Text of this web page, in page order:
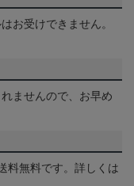
お受けできません。
ませんので、お早め
料無料です。詳しくは